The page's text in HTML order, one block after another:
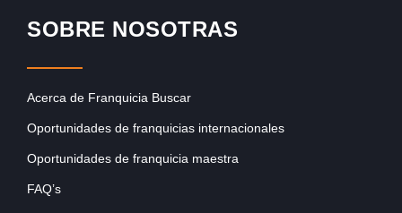
SOBRE NOSOTRAS
Acerca de Franquicia Buscar
Oportunidades de franquicias internacionales
Oportunidades de franquicia maestra
FAQ’s